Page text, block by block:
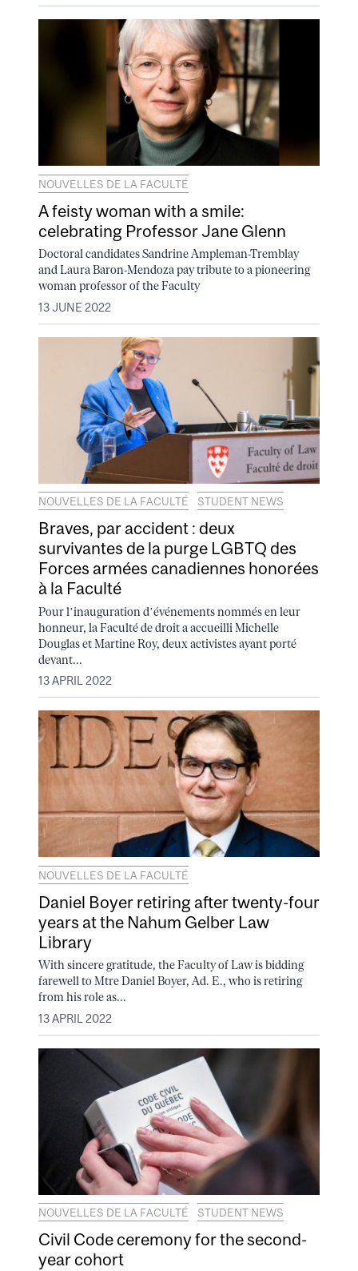
NOUVELLES DE LA FACULTÉ
A feisty woman with a smile:
celebrating Professor Jane Glenn
Doctoral candidates Sandrine Ampleman-Tremblay
and Laura Baron-Mendoza pay tribute to a pioneering
woman professor of the Faculty
13 JUNE 2022
NOUVELLES DE LA FACULTÉ STUDENT NEWS
Braves, par accident : deux
survivantes de la purge LGBTQ des
Forces armées canadiennes honorées
à la Faculté
Pour l’inauguration d’événements nommés en leur
honneur, la Faculté de droit a accueilli Michelle
Douglas et Martine Roy, deux activistes ayant porté
devant...
13 APRIL 2022
NOUVELLES DE LA FACULTÉ
Daniel Boyer retiring after twenty-four
years at the Nahum Gelber Law
Library
With sincere gratitude, the Faculty of Law is bidding
farewell to Mtre Daniel Boyer, Ad. E., who is retiring
from his role as...
13 APRIL 2022
NOUVELLES DE LA FACULTÉ STUDENT NEWS
Civil Code ceremony for the second-
year cohort